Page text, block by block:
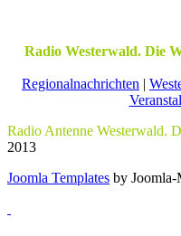
Radio Westerwald. Die
Regionalnachrichten |
Radio Antenne Westerwald.
2013
Joomla Templates by Joomla-